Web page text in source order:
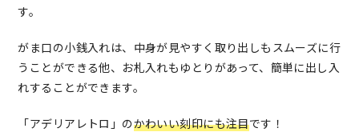
す。
がま口の小銭入れは、中身が見やすく取り出しもスムーズに行
うことができる他、 お札入れもゆとりがあって、簡単に出し入
れすることができます。
「アデリアレトロ」のかわいい刻印にも注目です！